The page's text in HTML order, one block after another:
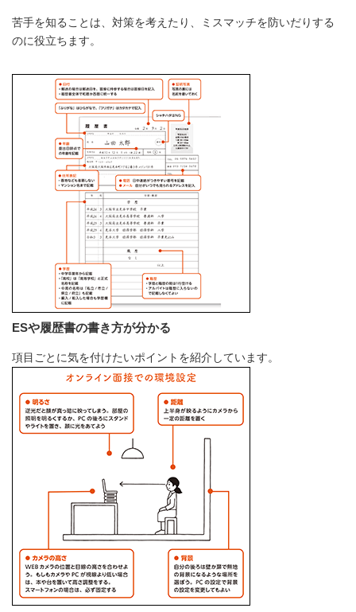
苦手を知ることは、対策を考えたり、ミスマッチを防いだりする
のに役立ちます。
ESや履歴書の書き方が分かる
項目ごとに気を付けたいポイントを紹介しています。